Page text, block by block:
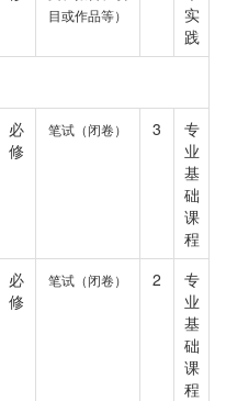
目或作品等）
实
践
必
修
笔试（闭卷） 3
专
业
基
础
课
程
必
修
笔试（闭卷） 2
专
业
基
础
课
程